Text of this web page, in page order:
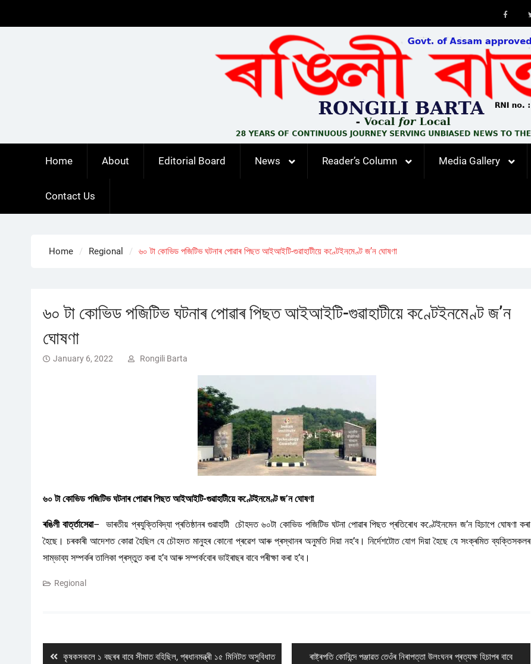
Home About Editorial Board News Reader’s Column Media Gallery
Contact Us
Home Regional ৬০ টা কোভিড পজিটিভ ঘটনাৰ পোৱাৰ পিছত আইআইটি-গুৱাহাটীয়ে কণ্টেইনমেণ্ট জ’ন ঘোষণা
৬০ টা কোভিড পজিটিভ ঘটনাৰ পোৱাৰ পিছত আইআইটি-গুৱাহাটীয়ে কণ্টেইনমেণ্ট জ’ন
ঘোষণা
January 6, 2022 Rongili Barta
৬০ টা কোভিড পজিটিভ ঘটনাৰ পোৱাৰ পিছত আইআইটি-গুৱাহাটীয়ে কণ্টেইনমেণ্ট জ’ন ঘোষণা
ৰঙিলী বাৰ্ত্তাসেৱা– ভাৰতীয় প্ৰযুক্তিবিদ্যা প্ৰতিষ্ঠানৰ গুৱাহাটী চৌহদত ৬০টা কোভিড পজিটিভ ঘটনা পোৱাৰ পিছত প্ৰতিৰোধ কণ্টেইনমেন জ’ন হিচাপে ঘোষণা কৰা
হৈছে। চৰকাৰী আদেশত কোৱা হৈছিল যে চৌহদত মানুহৰ কোনো প্ৰৱেশ আৰু প্ৰস্থানৰ অনুমতি দিয়া নহ’ব। নিৰ্দেশটোত যোগ দিয়া হৈছে যে সংক্ৰমিত ব্যক্তিসকলৰ
সাম্ভাব্য সম্পৰ্কৰ তালিকা প্ৰস্তুত কৰা হ’ব আৰু সম্পৰ্কবোৰ ভাইৰাছৰ বাবে পৰীক্ষা কৰা হ’ব।
Regional
Previous
কৃষকসকলে ১ বছৰৰ বাবে সীমাত বহিছিল, প্ৰধানমন্ত্ৰী ১৫ মিনিটত অসুবিধাত
Next
ৰাষ্ট্ৰপতি কোবিন্দে পঞ্জাৱত তেওঁৰ নিৰাপত্তা উলংঘনৰ প্ৰত্যক্ষ হিচাপৰ বাবে